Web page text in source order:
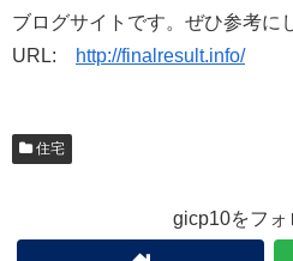
ブログサイトです。ぜひ参考に
URL:
http://finalresult.info/
住宅
gicp10をフォ